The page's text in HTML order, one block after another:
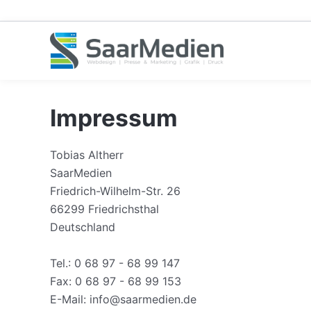
Impressum
Tobias Altherr
SaarMedien
Friedrich-Wilhelm-Str. 26
66299 Friedrichsthal
Deutschland
Tel.: 0 68 97 - 68 99 147
Fax: 0 68 97 - 68 99 153
E-Mail: info@saarmedien.de